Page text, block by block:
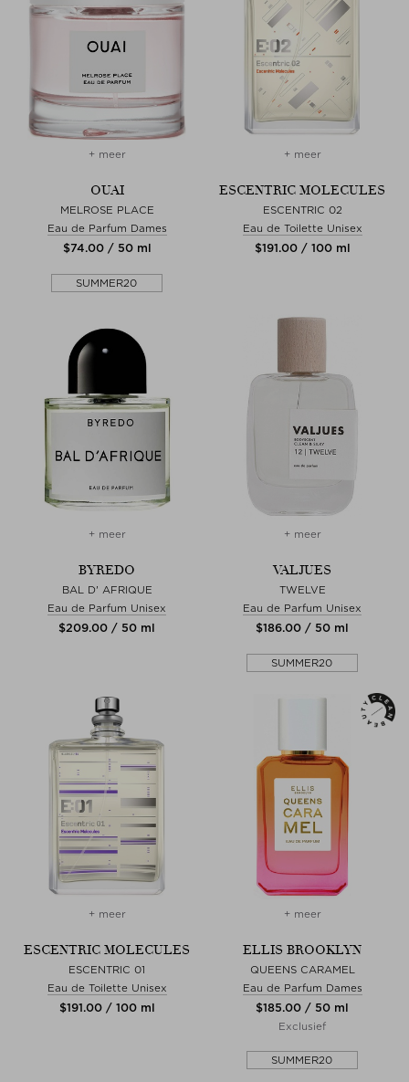
+ meer
OUAI
MELROSE PLACE
Eau de Parfum Dames
$‌74.00 / 50 ml
SUMMER20
+ meer
ESCENTRIC MOLECULES
ESCENTRIC 02
Eau de Toilette Unisex
$‌191.00 / 100 ml
+ meer
BYREDO
BAL D' AFRIQUE
Eau de Parfum Unisex
$‌209.00 / 50 ml
+ meer
VALJUES
TWELVE
Eau de Parfum Unisex
$‌186.00 / 50 ml
SUMMER20
+ meer
ESCENTRIC MOLECULES
ESCENTRIC 01
Eau de Toilette Unisex
$‌191.00 / 100 ml
+ meer
ELLIS BROOKLYN
QUEENS CARAMEL
Eau de Parfum Dames
$‌185.00 / 50 ml
Exclusief
SUMMER20